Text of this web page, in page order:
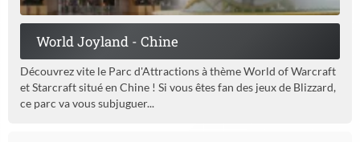
World Joyland - Chine
Découvrez vite le Parc d'Attractions à thème World of Warcraft
et Starcraft situé en Chine ! Si vous êtes fan des jeux de Blizzard,
ce parc va vous subjuguer...